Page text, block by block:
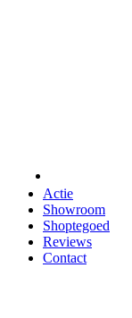
Actie
Showroom
Shoptegoed
Reviews
Contact